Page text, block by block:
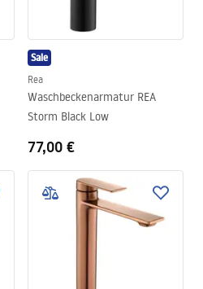
Sale
Rea
Waschbeckenarmatur REA
Storm Black Low
77,00 €